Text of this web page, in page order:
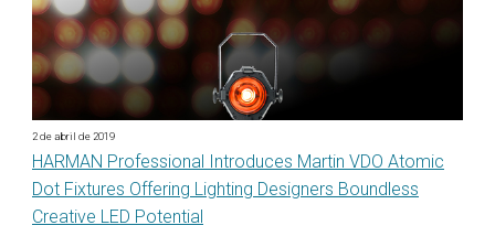
2 de abril de 2019
HARMAN Professional Introduces Martin VDO Atomic
Dot Fixtures Offering Lighting Designers Boundless
Creative LED Potential